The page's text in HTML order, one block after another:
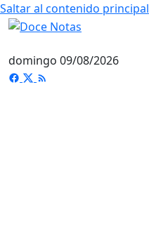
Saltar al contenido principal
domingo 09/08/2026